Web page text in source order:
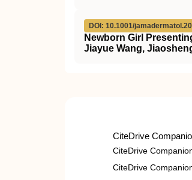
DOI: 10.1001/
Newborn Girl
Jiayue Wang,
CiteDrive
CiteDrive
CiteDrive